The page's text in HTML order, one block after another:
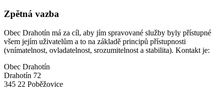
Zpětná vazba
Obec Drahotín má za cíl, aby jím spravované služby byly přístupné
všem jejím uživatelům a to na základě principů přístupnosti
(vnímatelnost, ovladatelnost, srozumitelnost a stabilita). Kontakt je:
Obec Drahotín
Drahotín 72
345 22 Poběžovice